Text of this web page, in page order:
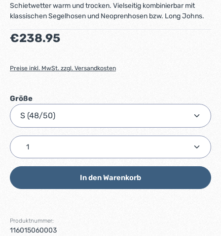
Schietwetter warm und trocken. Vielseitig kombinierbar mit
klassischen Segelhosen und Neoprenhosen bzw. Long Johns.
Regulärer Preis:
€238.95
Preise inkl. MwSt. zzgl. Versandkosten
Größeauswählen
Produkt Anzahl: Gib den gewünschten Wert ein
In den Warenkorb
Produktnummer:
116015060003